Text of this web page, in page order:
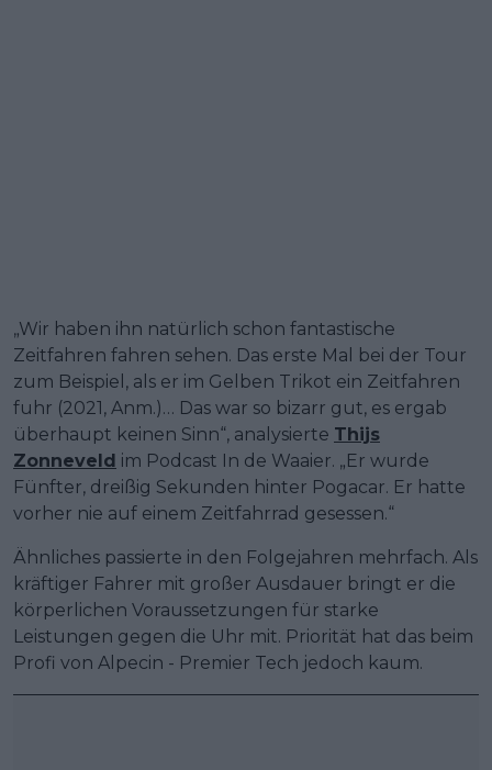
„Wir haben ihn natürlich schon fantastische
Zeitfahren fahren sehen. Das erste Mal bei der Tour
zum Beispiel, als er im Gelben Trikot ein Zeitfahren
fuhr (2021, Anm.)… Das war so bizarr gut, es ergab
überhaupt keinen Sinn“, analysierte Thijs
Zonneveld im Podcast In de Waaier. „Er wurde
Fünfter, dreißig Sekunden hinter Pogacar. Er hatte
vorher nie auf einem Zeitfahrrad gesessen.“
Ähnliches passierte in den Folgejahren mehrfach. Als
kräftiger Fahrer mit großer Ausdauer bringt er die
körperlichen Voraussetzungen für starke
Leistungen gegen die Uhr mit. Priorität hat das beim
Profi von Alpecin - Premier Tech jedoch kaum.